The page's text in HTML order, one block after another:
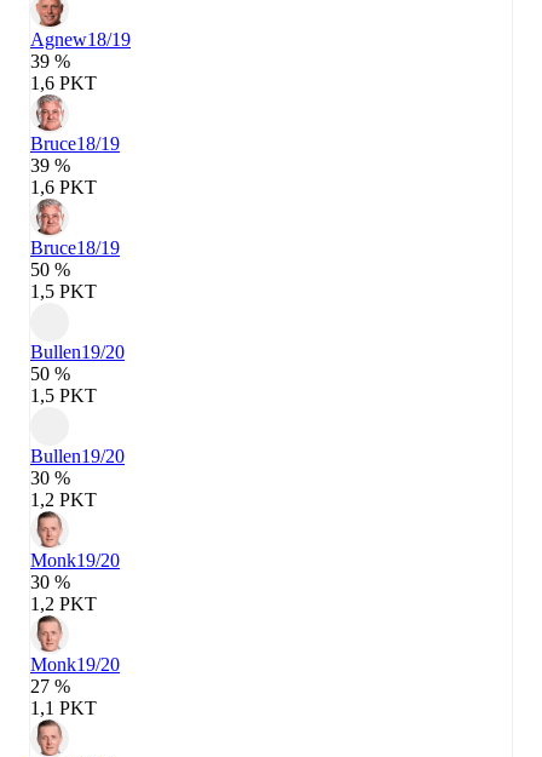
Agnew18/19
39 %
1,6 PKT
Bruce18/19
39 %
1,6 PKT
Bruce18/19
50 %
1,5 PKT
Bullen19/20
50 %
1,5 PKT
Bullen19/20
30 %
1,2 PKT
Monk19/20
30 %
1,2 PKT
Monk19/20
27 %
1,1 PKT